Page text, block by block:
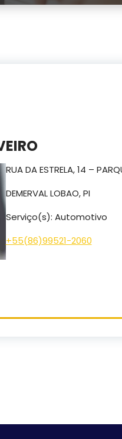
RUA DA ESTRELA, 14 –
DEMERVAL LOBAO, PI
Serviço(s): Automotivo
+55(86)99521-2060